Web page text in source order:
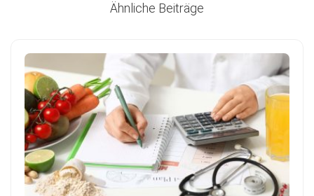
Ähnliche Beiträge